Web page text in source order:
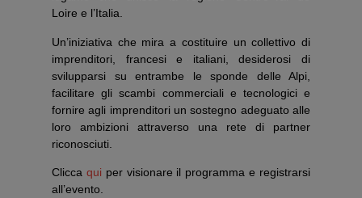
Loire e l’Italia.
Un’iniziativa che mira a costituire un collettivo di
imprenditori, francesi e italiani, desiderosi di
svilupparsi su entrambe le sponde delle Alpi,
facilitare gli scambi commerciali e tecnologici e
fornire agli imprenditori un sostegno adeguato alle
loro ambizioni attraverso una rete di partner
riconosciuti.
Clicca qui per visionare il programma e registrarsi
all’evento.